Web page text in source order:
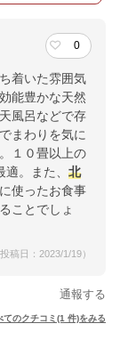
0
着いた雰囲気
能豊かな天然
風呂などで存
まわりを気に
１０畳以上の
。また、 北
使ったお食事
ことでしょ
稿日：2023/1/19）
通報する
てのクチコミ(1 件)をみる